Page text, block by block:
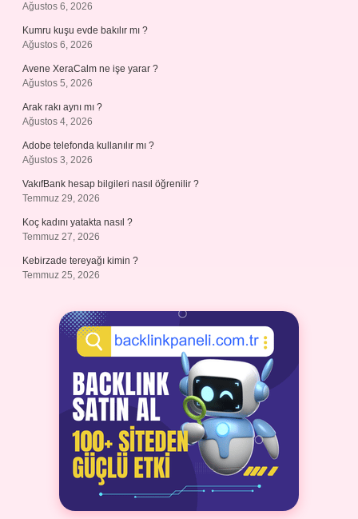
Ağustos 6, 2026
Kumru kuşu evde bakılır mı ?
Ağustos 6, 2026
Avene XeraCalm ne işe yarar ?
Ağustos 5, 2026
Arak rakı aynı mı ?
Ağustos 4, 2026
Adobe telefonda kullanılır mı ?
Ağustos 3, 2026
VakıfBank hesap bilgileri nasıl öğrenilir ?
Temmuz 29, 2026
Koç kadını yatakta nasıl ?
Temmuz 27, 2026
Kebirzade tereyağı kimin ?
Temmuz 25, 2026